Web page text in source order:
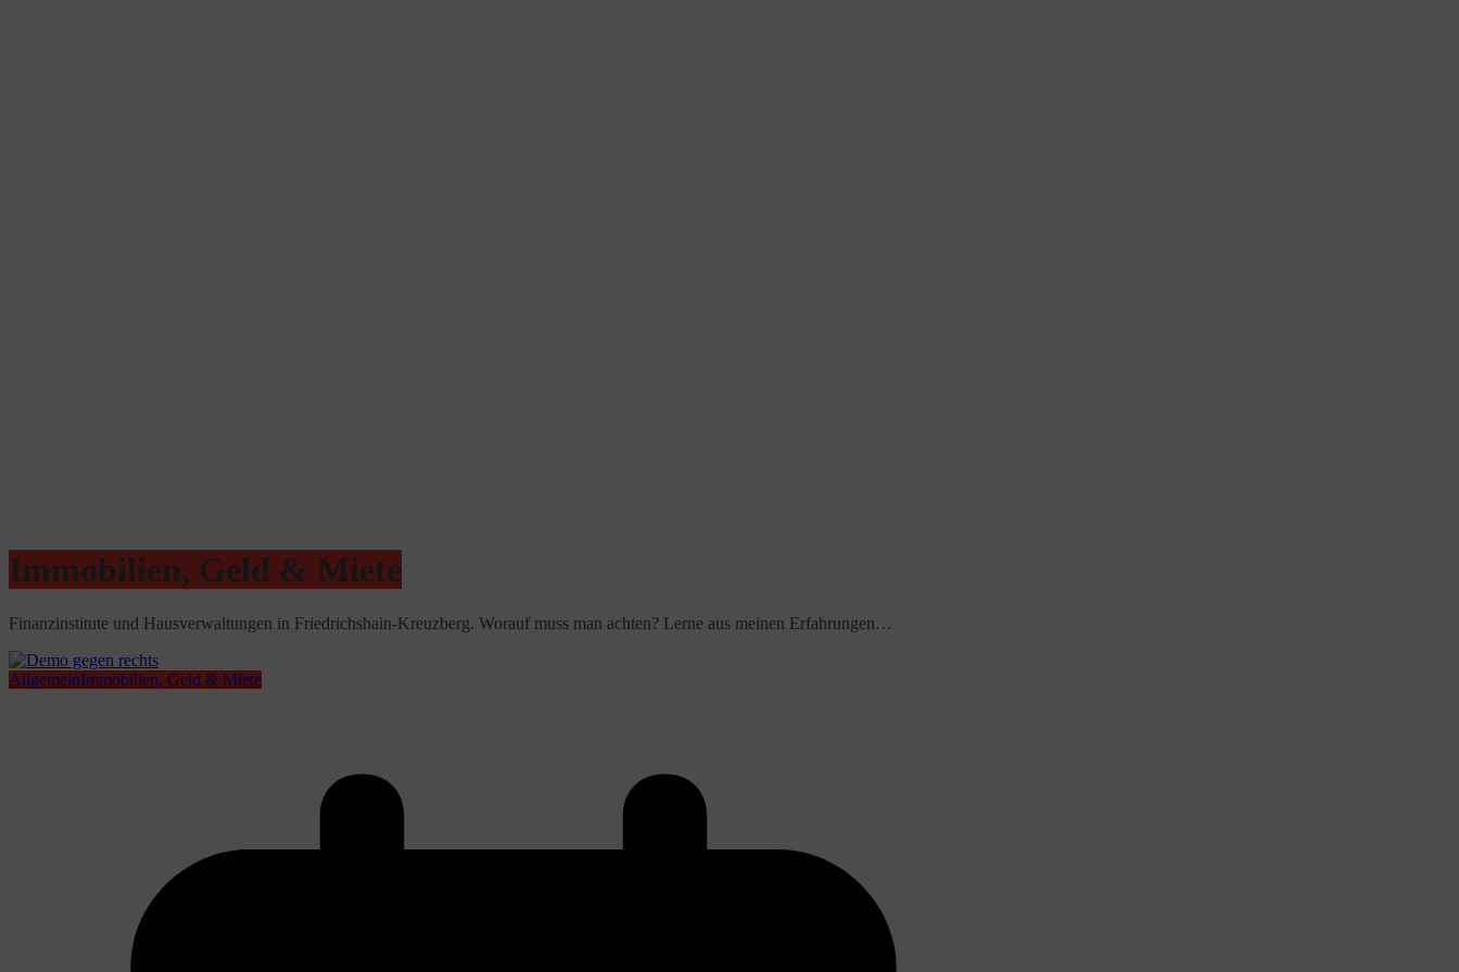
Immobilien, Geld & Miete
Finanzinstitute und Hausverwaltungen in Friedrichshain-Kreuzberg. Worauf muss man achten? Lerne aus meinen Erfahrungen…
AllgemeinImmobilien, Geld & Miete